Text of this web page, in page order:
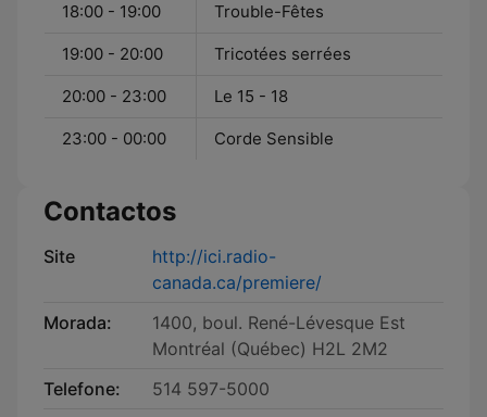
18:00 - 19:00 Trouble-Fêtes
19:00 - 20:00 Tricotées serrées
20:00 - 23:00 Le 15 - 18
23:00 - 00:00 Corde Sensible
Contactos
Site
http://ici.radio-
canada.ca/premiere/
Morada:
1400, boul. René-Lévesque Est
Montréal (Québec) H2L 2M2
Telefone:
514 597-5000